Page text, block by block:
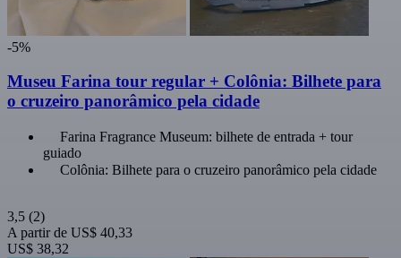
-5%
Museu Farina tour regular + Colônia: Bilhete para
o cruzeiro panorâmico pela cidade
Farina Fragrance Museum: bilhete de entrada + tour
guiado
Colônia: Bilhete para o cruzeiro panorâmico pela cidade
3,5 (2)
A partir de US$ 40,33
US$ 38,32